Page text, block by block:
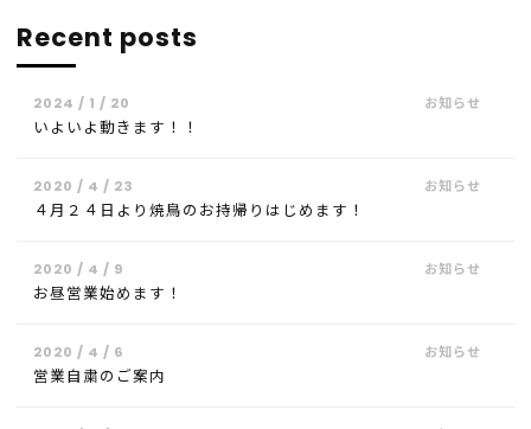
Recent posts
2024 / 1 / 20
いよいよ動きます！！
2020 / 4 / 23
４月２４日より焼鳥のお持帰りはじめます！
2020 / 4 / 9
お昼営業始めます！
2020 / 4 / 6
営業自粛のご案内